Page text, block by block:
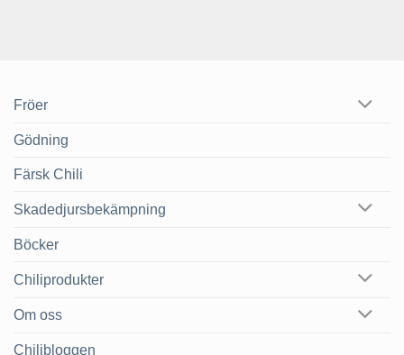
Fröer
Gödning
Färsk Chili
Skadedjursbekämpning
Böcker
Chiliprodukter
Om oss
Chilibloggen